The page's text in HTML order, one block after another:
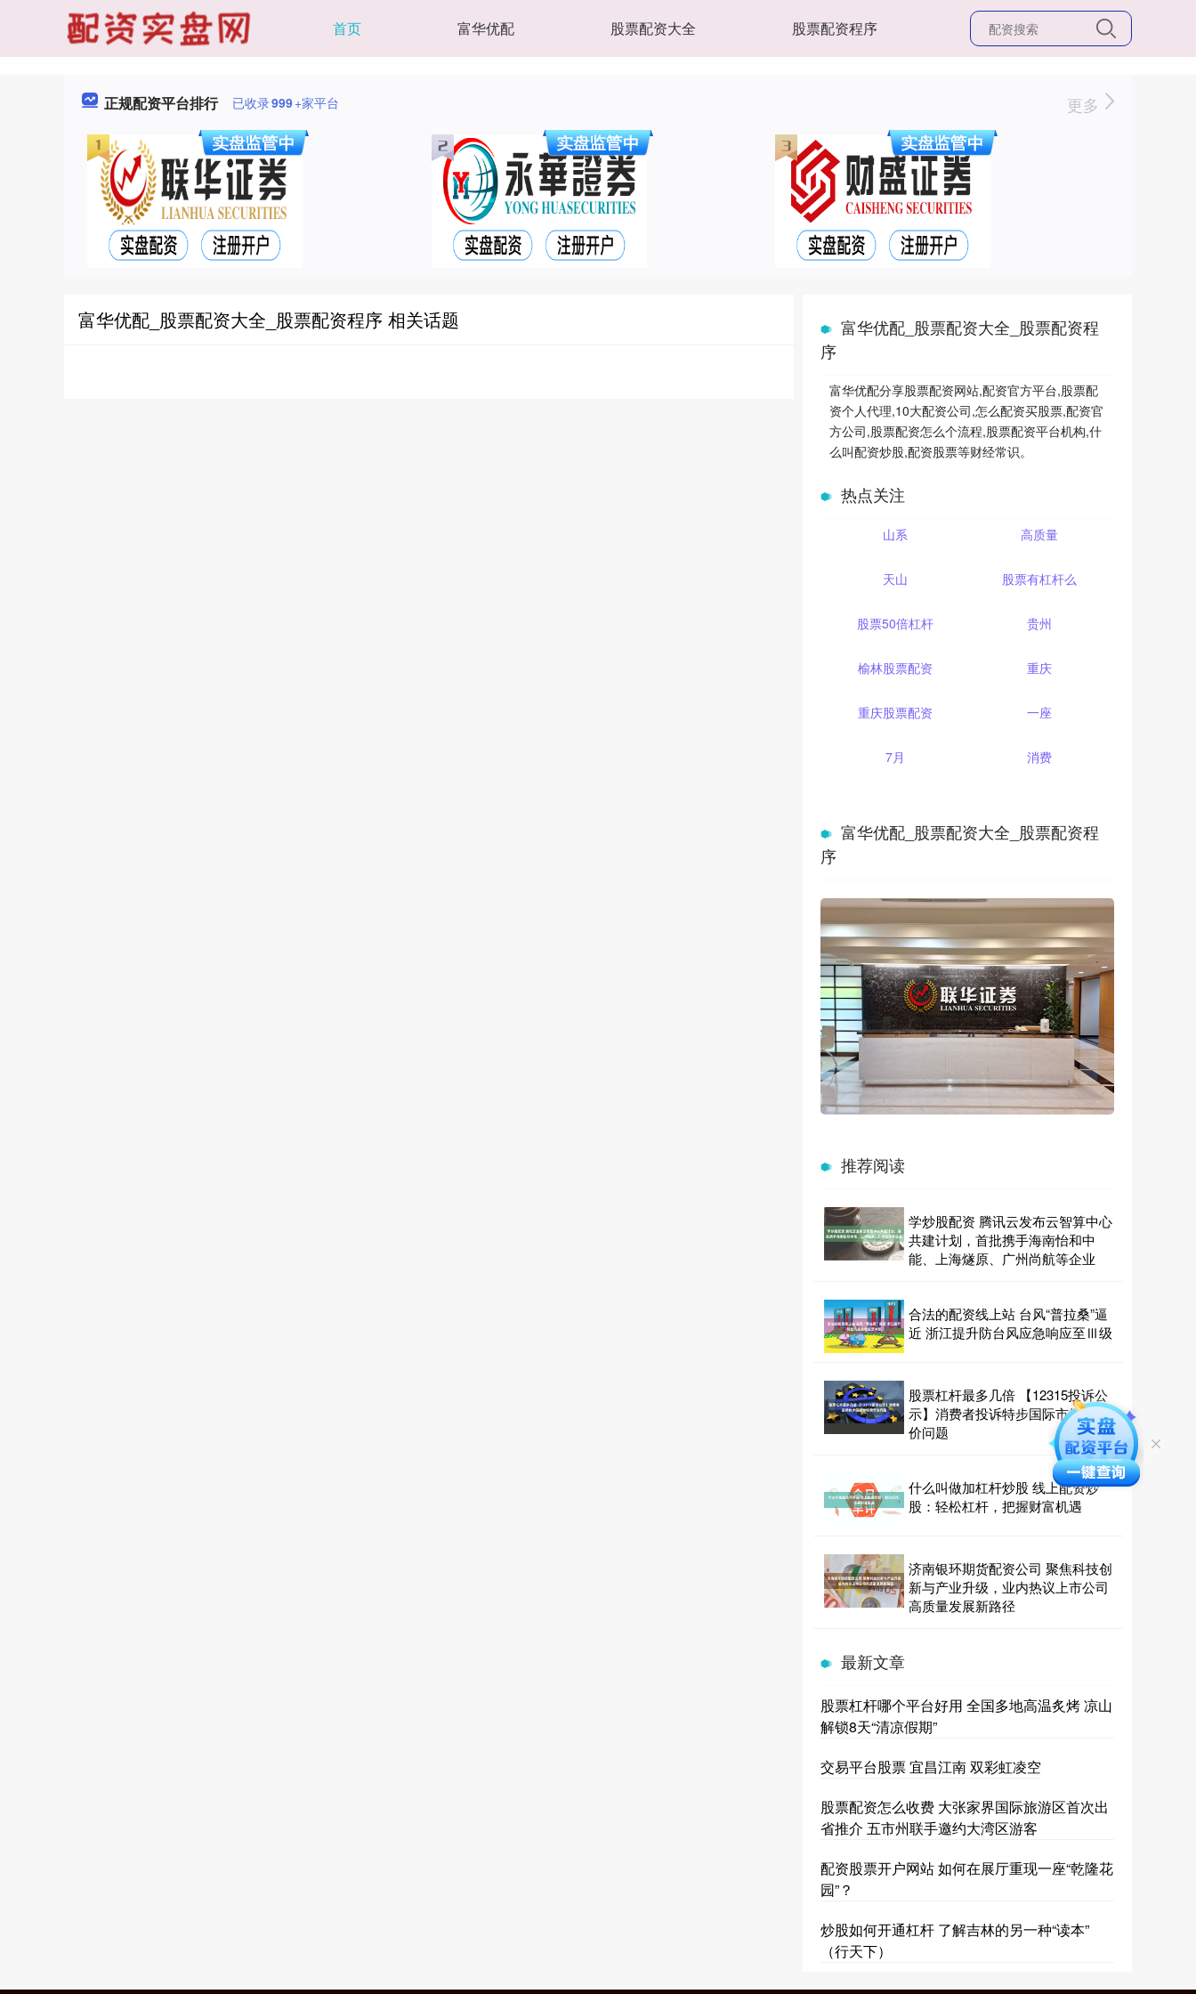
首页 富华优配 股票配资大全 股票配资程序
正规配资平台排行 已收录999+家平台 更多
富华优配_股票配资大全_股票配资程序 相关话题
富华优配_股票配资大全_股票配资程
序
富华优配分享股票配资网站,配资官方平台,股票配
资个人代理,10大配资公司,怎么配资买股票,配资官
方公司,股票配资怎么个流程,股票配资平台机构,什
么叫配资炒股,配资股票等财经常识。
热点关注
山系 高质量
天山 股票有杠杆么
股票50倍杠杆 贵州
榆林股票配资 重庆
重庆股票配资 一座
7月 消费
富华优配_股票配资大全_股票配资程
序
推荐阅读
学炒股配资 腾讯云发布云智算中心
共建计划，首批携手海南怡和中
能、上海燧原、广州尚航等企业
合法的配资线上站 台风“普拉桑”逼
近 浙江提升防台风应急响应至Ⅲ级
股票杠杆最多几倍 【12315投诉公
示】消费者投诉特步国际市场调节
价问题
什么叫做加杠杆炒股 线上配资炒
股：轻松杠杆，把握财富机遇
济南银环期货配资公司 聚焦科技创
新与产业升级，业内热议上市公司
高质量发展新路径
最新文章
股票杠杆哪个平台好用 全国多地高温炙烤 凉山
解锁8天“清凉假期”
交易平台股票 宜昌江南 双彩虹凌空
股票配资怎么收费 大张家界国际旅游区首次出
省推介 五市州联手邀约大湾区游客
配资股票开户网站 如何在展厅重现一座“乾隆花
园”？
炒股如何开通杠杆 了解吉林的另一种“读本”
（行天下）